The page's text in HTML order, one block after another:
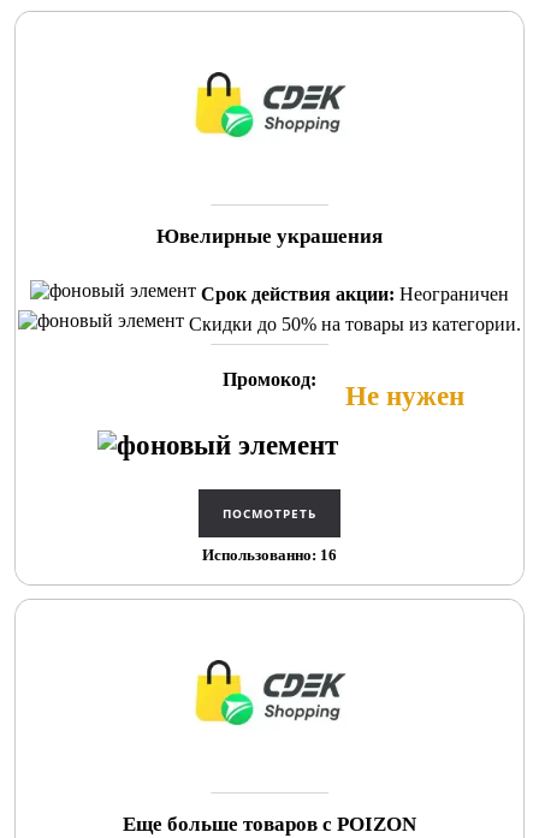
Ювелирные украшения
Срок действия акции: Неограничен
Скидки до 50% на товары из категории.
Промокод:
Не нужен
Использованно: 16
Еще больше товаров с POIZON